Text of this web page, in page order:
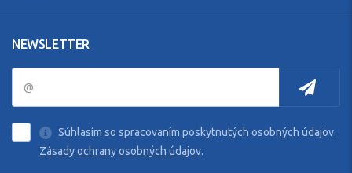
NEWSLETTER
Súhlasím so spracovaním poskytnutých osobných údajov.
Zásady ochrany osobných údajov.